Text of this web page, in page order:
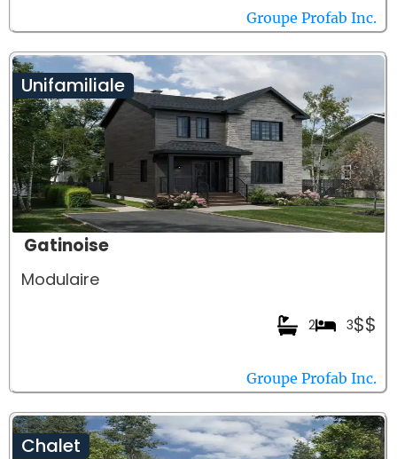
Groupe Profab Inc.
Unifamiliale
Gatinoise
Modulaire
$$
3
2
Groupe Profab Inc.
Chalet